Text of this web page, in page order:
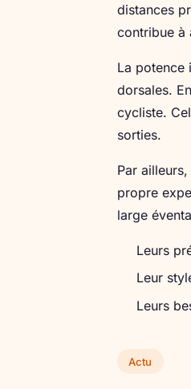
distances
contribue à
La potence
dorsales.
cycliste.
sorties.
Par
propre
large
Leurs
Leur
Leurs
Actu